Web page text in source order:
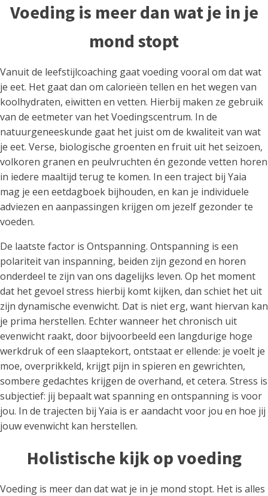
Voeding is meer dan wat je in je
mond stopt
Vanuit de leefstijlcoaching gaat voeding vooral om dat wat
je eet. Het gaat dan om calorieën tellen en het wegen van
koolhydraten, eiwitten en vetten. Hierbij maken ze gebruik
van de eetmeter van het Voedingscentrum. In de
natuurgeneeskunde gaat het juist om de kwaliteit van wat
je eet. Verse, biologische groenten en fruit uit het seizoen,
volkoren granen en peulvruchten én gezonde vetten horen
in iedere maaltijd terug te komen. In een traject bij Yaia
mag je een eetdagboek bijhouden, en kan je individuele
adviezen en aanpassingen krijgen om jezelf gezonder te
voeden.
De laatste factor is Ontspanning. Ontspanning is een
polariteit van inspanning, beiden zijn gezond en horen
onderdeel te zijn van ons dagelijks leven. Op het moment
dat het gevoel stress hierbij komt kijken, dan schiet het uit
zijn dynamische evenwicht. Dat is niet erg, want hiervan kan
je prima herstellen. Echter wanneer het chronisch uit
evenwicht raakt, door bijvoorbeeld een langdurige hoge
werkdruk of een slaaptekort, ontstaat er ellende: je voelt je
moe, overprikkeld, krijgt pijn in spieren en gewrichten,
sombere gedachtes krijgen de overhand, et cetera. Stress is
subjectief: jij bepaalt wat spanning en ontspanning is voor
jou. In de trajecten bij Yaia is er aandacht voor jou en hoe jij
jouw evenwicht kan herstellen.
Holistische kijk op voeding
Voeding is meer dan dat wat je in je mond stopt. Het is alles